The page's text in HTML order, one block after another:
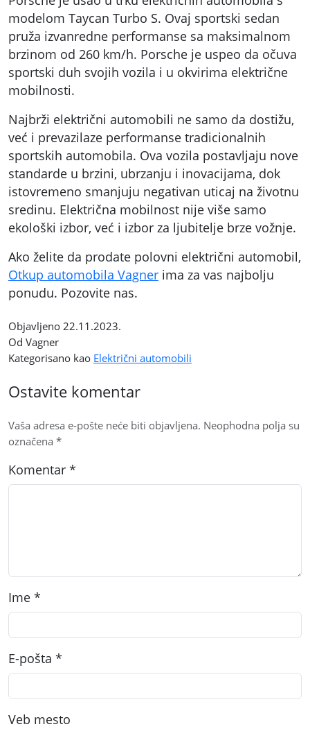
modelom Taycan Turbo S. Ovaj sportski sedan
pruža izvanredne performanse sa maksimalnom
brzinom od 260 km/h. Porsche je uspeo da očuva
sportski duh svojih vozila i u okvirima električne
mobilnosti.
Najbrži električni automobili ne samo da dostižu,
već i prevazilaze performanse tradicionalnih
sportskih automobila. Ova vozila postavljaju nove
standarde u brzini, ubrzanju i inovacijama, dok
istovremeno smanjuju negativan uticaj na životnu
sredinu. Električna mobilnost nije više samo
ekološki izbor, već i izbor za ljubitelje brze vožnje.
Ako želite da prodate polovni električni automobil,
Otkup automobila Vagner ima za vas najbolju
ponudu. Pozovite nas.
Objavljeno22.11.2023.
Od Vagner
Kategorisano kao Električni automobili
Ostavite komentar
Vaša adresa e-pošte neće biti objavljena. Neophodna polja su
označena *
Komentar *
Ime *
E-pošta *
Veb mesto